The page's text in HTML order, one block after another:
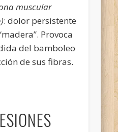
muscular
: dolor persistente
Provoca
del bamboleo
de sus fibras.